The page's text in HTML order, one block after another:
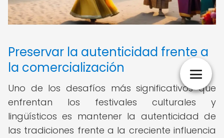
Preservar la autenticidad frente a
la comercialización
Uno de los desafíos más significativos que
enfrentan los festivales culturales y
lingüísticos es mantener la autenticidad de
las tradiciones frente a la creciente influencia